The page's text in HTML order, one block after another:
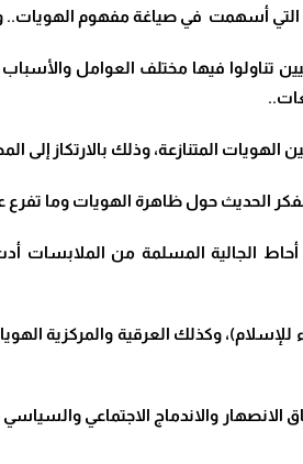
التي أسهمت في صياغة مفهوم
تناولوا فيها مختلف العوامل
الهويات المتنازعة، وذلك بالارتكاز
الحديث حول ظاهرة الهويات وما
المسلمة من الملابسات أدت
وكذلك العرقية والمركزية
والاندماج الاجتماعي